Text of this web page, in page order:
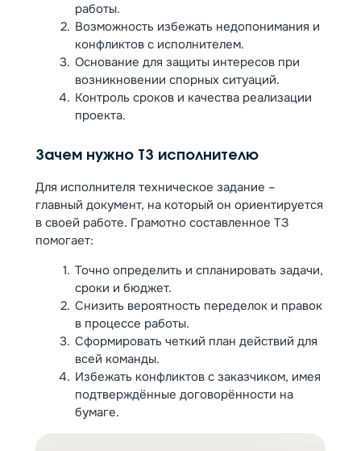
работы.
Возможность избежать недопонимания и
конфликтов с исполнителем.
Основание для защиты интересов при
возникновении спорных ситуаций.
Контроль сроков и качества реализации
проекта.
Зачем нужно ТЗ исполнителю
Для исполнителя техническое задание –
главный документ, на который он ориентируется
в своей работе. Грамотно составленное ТЗ
помогает:
Точно определить и спланировать задачи,
сроки и бюджет.
Снизить вероятность переделок и правок
в процессе работы.
Сформировать четкий план действий для
всей команды.
Избежать конфликтов с заказчиком, имея
подтверждённые договорённости на
бумаге.